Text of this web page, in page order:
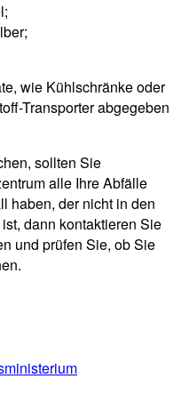
wie Kühlschränke oder
Transporter abgegeben
sollten Sie
alle Ihre Abfälle
haben, der nicht in den
dann kontaktieren Sie
und prüfen Sie, ob Sie